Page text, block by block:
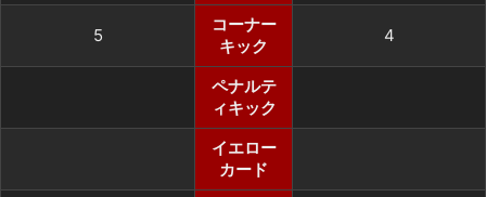
5
コーナー
キック
4
ペナルテ
ィキック
イエロー
カード